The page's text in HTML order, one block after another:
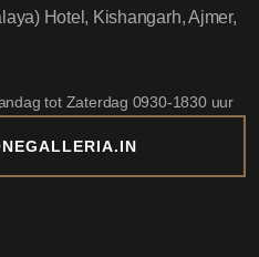
Hotel, Kishangarh, Ajmer,
tot Zaterdag 0930-1830 uur